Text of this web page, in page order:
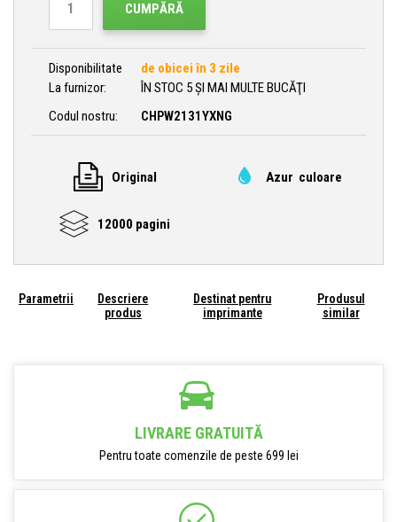
CUMPĂRĂ
Disponibilitate
de obicei în 3 zile
La furnizor:
ÎN STOC 5 ȘI MAI MULTE BUCĂŢI
Codul nostru:
CHPW2131YXNG
Original Azur culoare
12000 pagini
Parametrii
Descriere
produs
Destinat pentru
imprimante
Produsul
similar
LIVRARE GRATUITĂ
Pentru toate comenzile de peste 699 lei